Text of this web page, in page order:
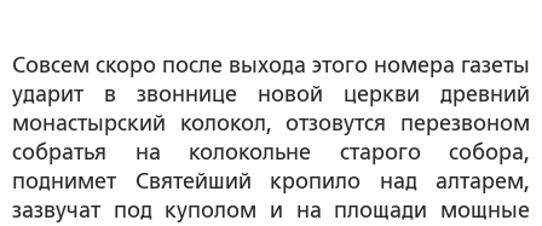
Совсем скоро после выхода этого номера газеты
ударит в звоннице новой церкви древний
монастырский колокол, отзовутся перезвоном
собратья на колокольне старого собора,
поднимет Святейший кропило над алтарем,
зазвучат под куполом и на площади мощные